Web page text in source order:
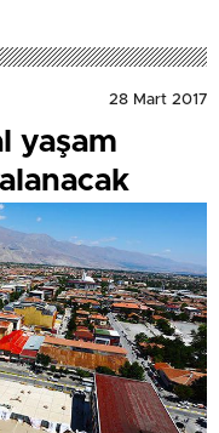
28 Mart 2017
yaşam